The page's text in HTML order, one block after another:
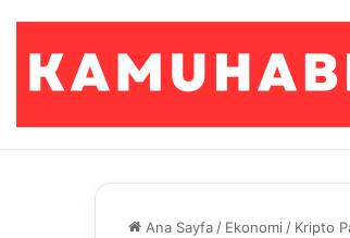
Ana Sayfa / Ekonomi / Kripto